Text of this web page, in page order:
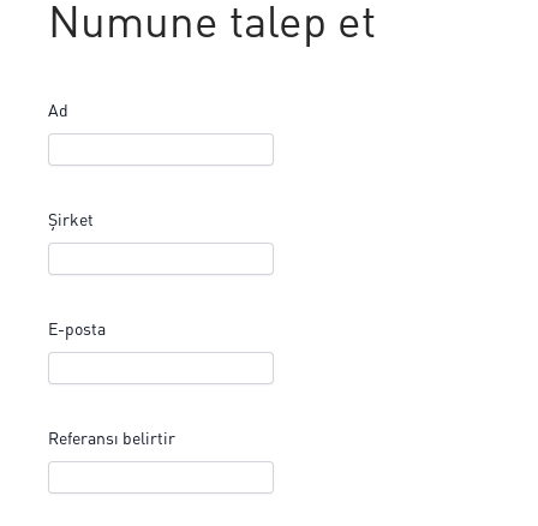
Numune talep et
Ad
Şirket
E-posta
Referansı belirtir